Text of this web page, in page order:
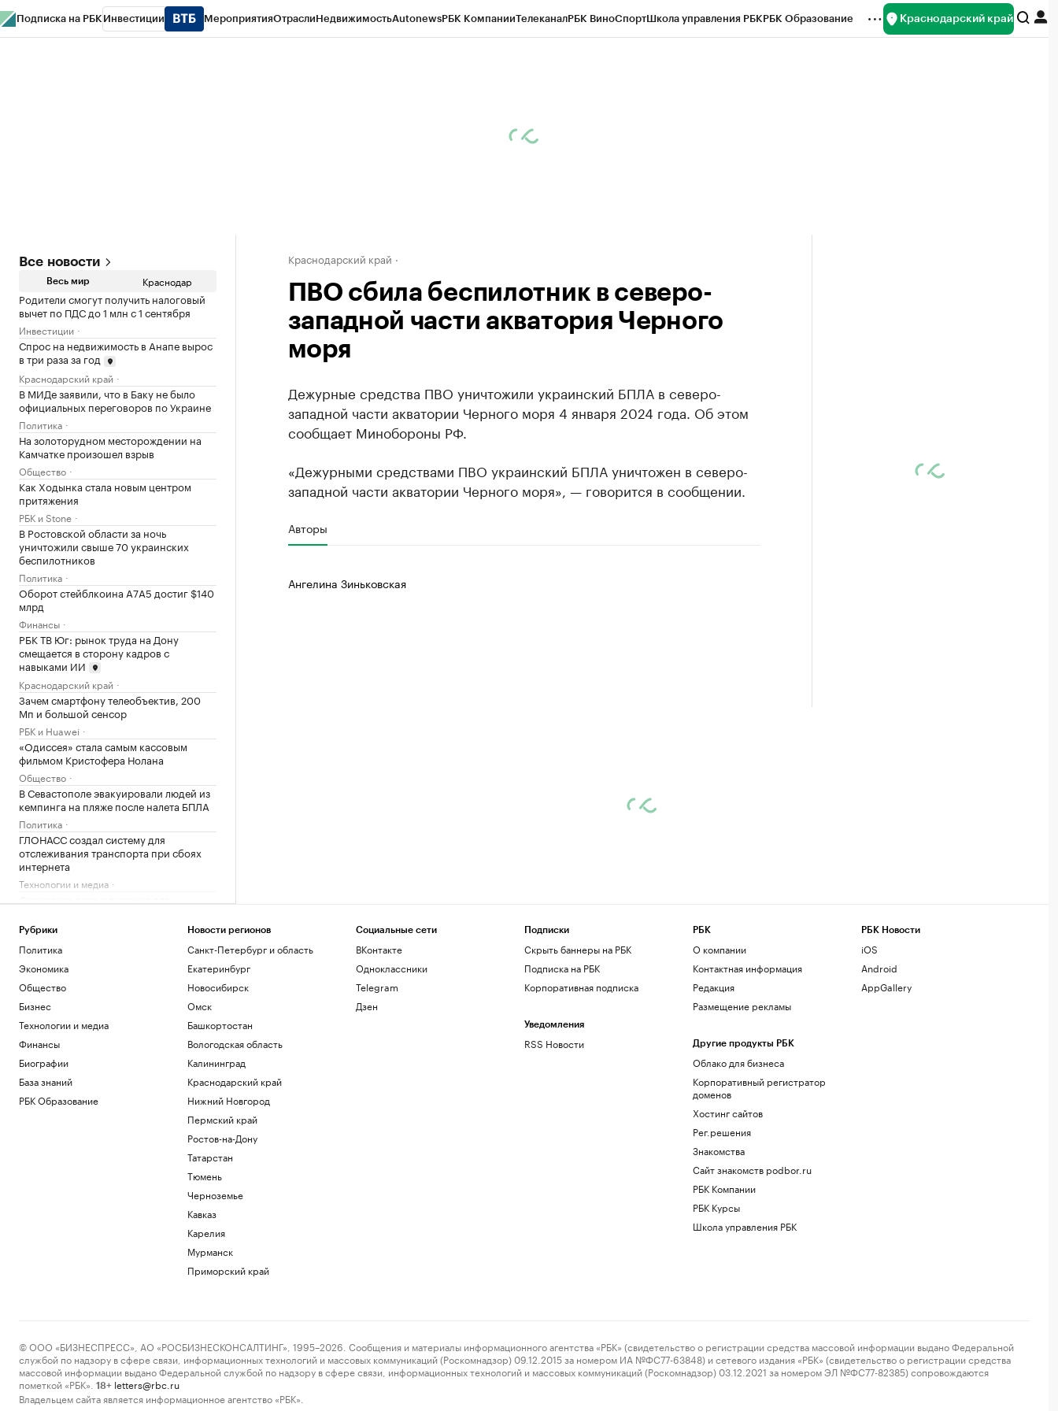
Подписка на РБК Инвестиции МероприятияОтраслиНедвижимостьAutonewsРБК КомпанииТелеканалРБК ВиноСпортШкола управления РБКРБК Образование Краснодарский край
Все новости
Весь мир Краснодар
Родители смогут получить налоговый
вычет по ПДС до 1 млн с 1 сентября
Инвестиции
Спрос на недвижимость в Анапе вырос
в три раза за год
Краснодарский край
В МИДе заявили, что в Баку не было
официальных переговоров по Украине
Политика
На золоторудном месторождении на
Камчатке произошел взрыв
Общество
Как Ходынка стала новым центром
притяжения
РБК и Stone
В Ростовской области за ночь
уничтожили свыше 70 украинских
беспилотников
Политика
Оборот стейблкоина А7А5 достиг $140
млрд
Финансы
РБК ТВ Юг: рынок труда на Дону
смещается в сторону кадров с
навыками ИИ
Краснодарский край
Зачем смартфону телеобъектив, 200
Мп и большой сенсор
РБК и Huawei
«Одиссея» стала самым кассовым
фильмом Кристофера Нолана
Общество
В Севастополе эвакуировали людей из
кемпинга на пляже после налета БПЛА
Политика
ГЛОНАСС создал систему для
отслеживания транспорта при сбоях
интернета
Технологии и медиа
Общество
Telegraph узнала, что британские
дроны тайно передавали сигналы в
Китай
Политика
В МИДе исключили вариант заморозки
конфликта на Украине
Глава Приднестровья назвал число
жителей, подавших на гражданство
России
Политика
Над Севастополем сбили семь БПЛА
Как добавить драгоценные металлы в
На подлете к Москве отразили атаку
В МИД назвали обвинения России в
пожарах во Франции неуважением к
Краснодарский край
ПВО сбила беспилотник в северо-
западной части акватория Черного
моря
Дежурные средства ПВО уничтожили украинский БПЛА в северо-
западной части акватории Черного моря 4 января 2024 года. Об этом
сообщает Минобороны РФ.
«Дежурными средствами ПВО украинский БПЛА уничтожен в северо-
западной части акватории Черного моря», — говорится в сообщении.
Авторы
Ангелина Зиньковская
Рубрики
Политика
Экономика
Общество
Бизнес
Технологии и медиа
Финансы
Биографии
База знаний
РБК Образование
Новости регионов
Санкт-Петербург и область
Екатеринбург
Новосибирск
Омск
Башкортостан
Вологодская область
Калининград
Краснодарский край
Нижний Новгород
Пермский край
Ростов-на-Дону
Татарстан
Тюмень
Черноземье
Кавказ
Карелия
Мурманск
Приморский край
Социальные сети
ВКонтакте
Одноклассники
Telegram
Дзен
Подписки
Скрыть баннеры на РБК
Подписка на РБК
Корпоративная подписка
Уведомления
RSS Новости
РБК
О компании
Контактная информация
Редакция
Размещение рекламы
Другие продукты РБК
Облако для бизнеса
Корпоративный регистратор
доменов
Хостинг сайтов
Рег.решения
Знакомства
Сайт знакомств podbor.ru
РБК Компании
РБК Курсы
Школа управления РБК
РБК Новости
iOS
Android
AppGallery
© ООО «БИЗНЕСПРЕСС», АО «РОСБИЗНЕСКОНСАЛТИНГ», 1995–2026. Сообщения и материалы информационного агентства «РБК» (свидетельство о регистрации средства массовой информации выдано Федеральной
службой по надзору в сфере связи, информационных технологий и массовых коммуникаций (Роскомнадзор) 09.12.2015 за номером ИА №ФС77-63848) и сетевого издания «РБК» (свидетельство о регистрации средства
массовой информации выдано Федеральной службой по надзору в сфере связи, информационных технологий и массовых коммуникаций (Роскомнадзор) 03.12.2021 за номером ЭЛ №ФС77-82385) сопровождаются
пометкой «РБК».
18+ letters@rbc.ru
Владельцем сайта является информационное агентство «РБК».